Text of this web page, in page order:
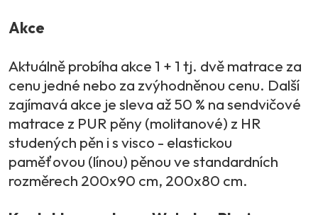
Akce
Aktuálně probíha akce 1 + 1 tj. dvě matrace za
cenu jedné nebo za zvýhodněnou cenu. Další
zajímavá akce je sleva až 50 % na sendvičové
matrace z PUR pěny (molitanové) z HR
studených pěn i s visco - elastickou
paměťovou (línou) pěnou ve standardních
rozměrech 200x90 cm, 200x80 cm.